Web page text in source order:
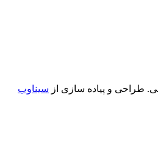
طراحی و پیاده سازی از سیناوب